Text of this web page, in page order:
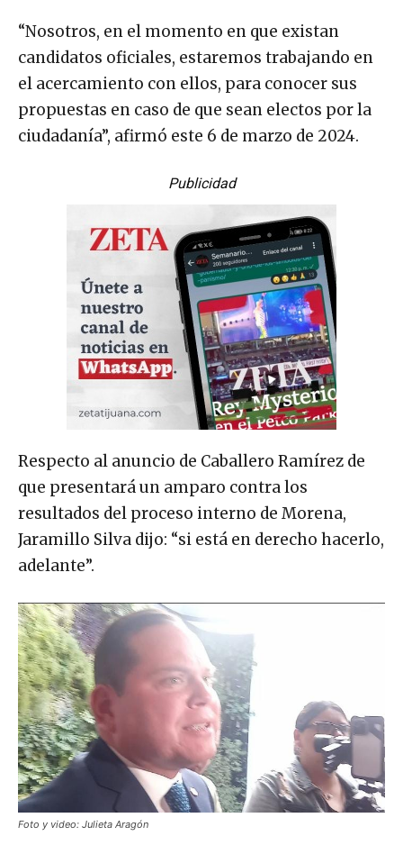
“Nosotros, en el momento en que existan
candidatos oficiales, estaremos trabajando en
el acercamiento con ellos, para conocer sus
propuestas en caso de que sean electos por la
ciudadanía”, afirmó este 6 de marzo de 2024.
Publicidad
Respecto al anuncio de Caballero Ramírez de
que presentará un amparo contra los
resultados del proceso interno de Morena,
Jaramillo Silva dijo: “si está en derecho hacerlo,
adelante”.
Foto y video: Julieta Aragón